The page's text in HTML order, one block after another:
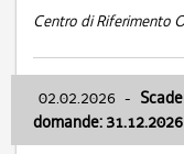
Centro di Riferimento
02.02.2026 -
domande: 31.12.2026